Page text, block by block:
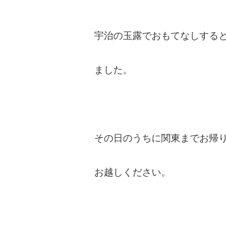
宇治の玉露でおもてなしする
ました。
その日のうちに関東までお帰
お越しください。